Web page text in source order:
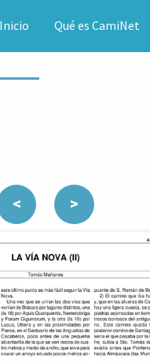
Inicio Qué es CamiNet
< >